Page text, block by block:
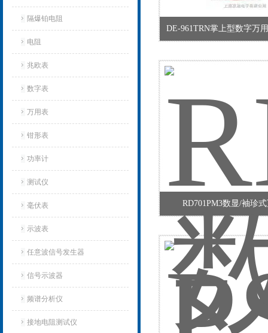
隔爆铂电阻
电阻
兆欧表
数字表
万用表
钳形表
功率计
测试仪
毫伏表
示波表
任意波信号发生器
信号示波器
频谱分析仪
接地电阻测试仪
DE-961TRN掌上型数字万
RD701PM3数显/袖珍